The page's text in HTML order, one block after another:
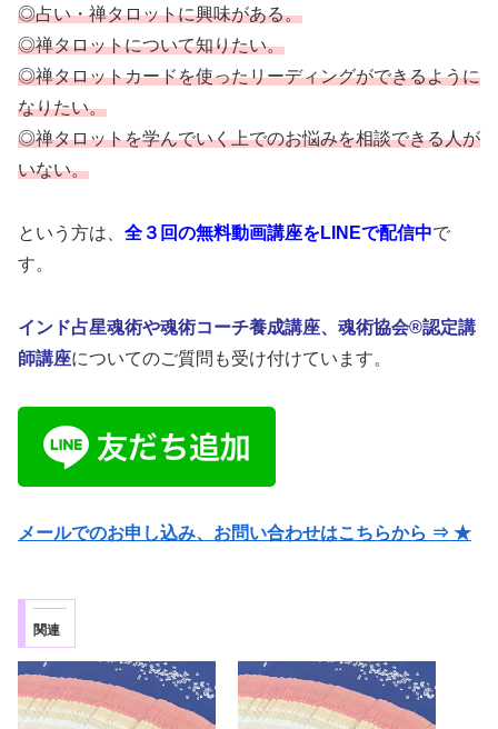
◎占い・禅タロットに興味がある。
◎禅タロットについて知りたい。
◎禅タロットカードを使ったリーディングができるように
なりたい。
◎禅タロットを学んでいく上でのお悩みを相談できる人が
いない。
という方は、 全３回の無料動画講座をLINEで配信中で
す。
インド占星魂術や魂術コーチ養成講座、魂術協会®認定講
師講座についてのご質問も受け付けています。
メールでのお申し込み、お問い合わせはこちらから ⇒ ★
関連